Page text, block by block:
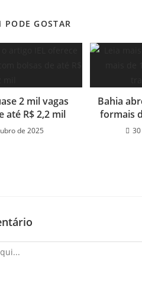
PODE GOSTAR
2 mil vagas
até R$ 2,2 mil
de 2025
Bahia
formais